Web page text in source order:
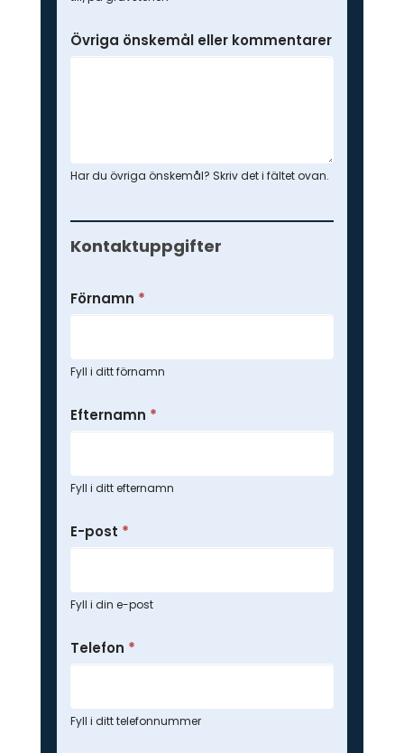
Övriga önskemål eller kommentarer
Har du övriga önskemål? Skriv det i fältet ovan.
Kontaktuppgifter
Förnamn *
Fyll i ditt förnamn
Efternamn *
Fyll i ditt efternamn
E-post *
Fyll i din e-post
Telefon *
Fyll i ditt telefonnummer